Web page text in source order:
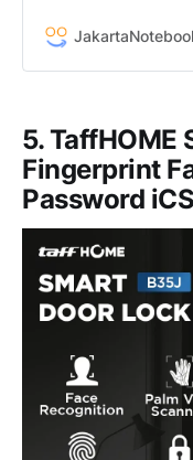
dengan mudah
Asap Tuya WiFi
5. TaffHOME
Fingerprint
Password